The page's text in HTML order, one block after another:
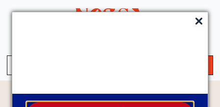
Temas